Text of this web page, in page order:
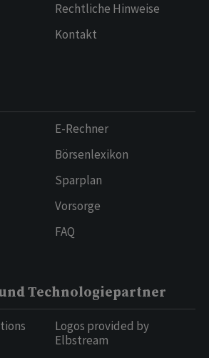
Rechtliche Hinweise
Kontakt
E-Rechner
Börsenlexikon
Sparplan
Vorsorge
FAQ
Technologiepartner
Logos provided by
Elbstream